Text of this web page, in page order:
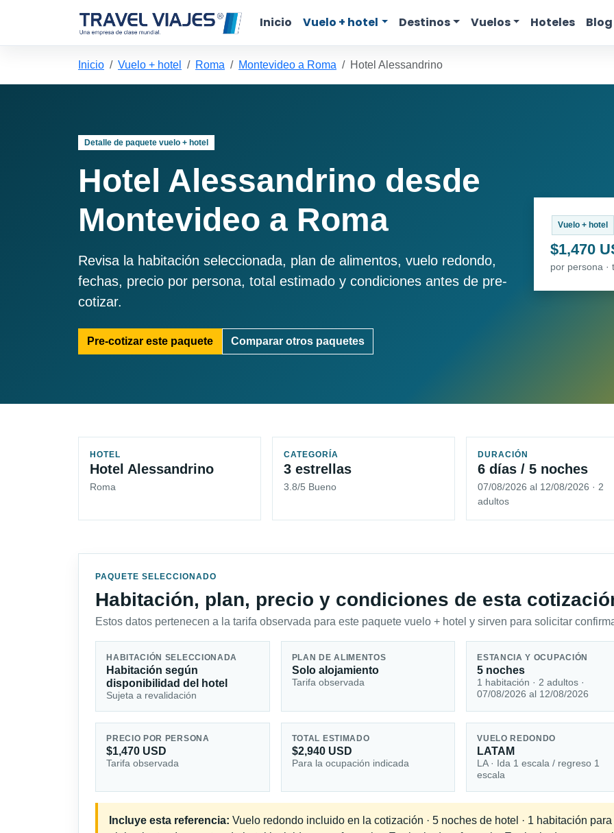
Inicio Vuelo + hotel Destinos Vuelos Hoteles Blog
Inicio Vuelo + hotel Roma Montevideo a Roma Hotel Alessandrino
Detalle de paquete vuelo + hotel
Hotel Alessandrino desde
Montevideo a Roma
Revisa la habitación seleccionada, plan de alimentos, vuelo redondo,
fechas, precio por persona, total estimado y condiciones antes de pre-
cotizar.
Pre-cotizar este paquete Comparar otros paquetes
Vuelo + hotel
$1,470
por persona ·
HOTEL
Hotel Alessandrino
Roma
CATEGORÍA
3 estrellas
3.8/5 Bueno
DURACIÓN
6 días / 5 noches
07/08/2026 al 12/08/2026 · 2
adultos
PAQUETE SELECCIONADO
Habitación, plan, precio y condiciones de esta
Estos datos pertenecen a la tarifa observada para este paquete vuelo + hotel y sirven para solicitar
HABITACIÓN SELECCIONADA
Habitación según
disponibilidad del hotel
Sujeta a revalidación
PLAN DE ALIMENTOS
Solo alojamiento
Tarifa observada
ESTANCIA Y OCUPACIÓN
5 noches
1 habitación · 2 adultos ·
07/08/2026 al 12/08/2026
PRECIO POR PERSONA
$1,470 USD
Tarifa observada
TOTAL ESTIMADO
$2,940 USD
Para la ocupación indicada
VUELO REDONDO
LATAM
LA · Ida 1 escala / regreso 1
escala
Incluye esta referencia: Vuelo redondo incluido en la cotización · 5 noches de hotel · 1 habitación